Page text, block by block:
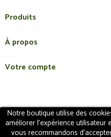
Notre boutique utilise des
améliorer l'expérience utilisateur
vous recommandons
Produits
À propos
Votre compte
Copyright 2018 - ShopMedical
réservés | Création de site